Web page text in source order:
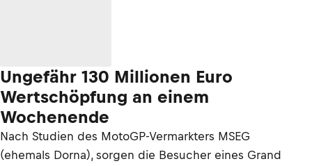
Ungefähr 130 Millionen Euro
Wertschöpfung an einem
Wochenende
Nach Studien des MotoGP-Vermarkters MSEG
(ehemals Dorna), sorgen die Besucher eines Grand